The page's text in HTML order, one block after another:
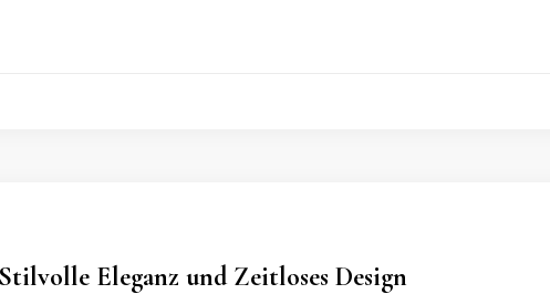
Eleganz und Zeitloses Design